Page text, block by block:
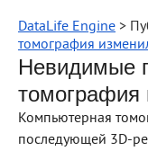
DataLife Engine >
томография
Невидимые
томография
Компьютерная
последующей